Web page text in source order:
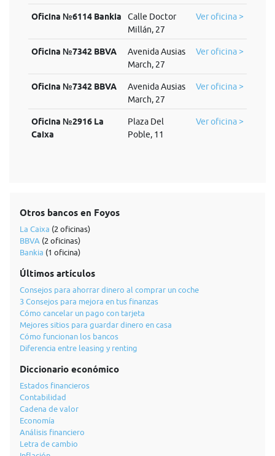
Oficina №6114 Bankia
Calle Doctor
Millán, 27
Ver oficina >
Oficina №7342 BBVA
Avenida Ausias
March, 27
Ver oficina >
Oficina №7342 BBVA
Avenida Ausias
March, 27
Ver oficina >
Oficina №2916 La
Caixa
Plaza Del
Poble, 11
Ver oficina >
Otros bancos en Foyos
La Caixa (2 oficinas)
BBVA (2 oficinas)
Bankia (1 oficina)
Últimos artículos
Consejos para ahorrar dinero al comprar un coche
3 Consejos para mejora en tus finanzas
Cómo cancelar un pago con tarjeta
Mejores sitios para guardar dinero en casa
Cómo funcionan los bancos
Diferencia entre leasing y renting
Diccionario económico
Estados financieros
Contabilidad
Cadena de valor
Economía
Análisis financiero
Letra de cambio